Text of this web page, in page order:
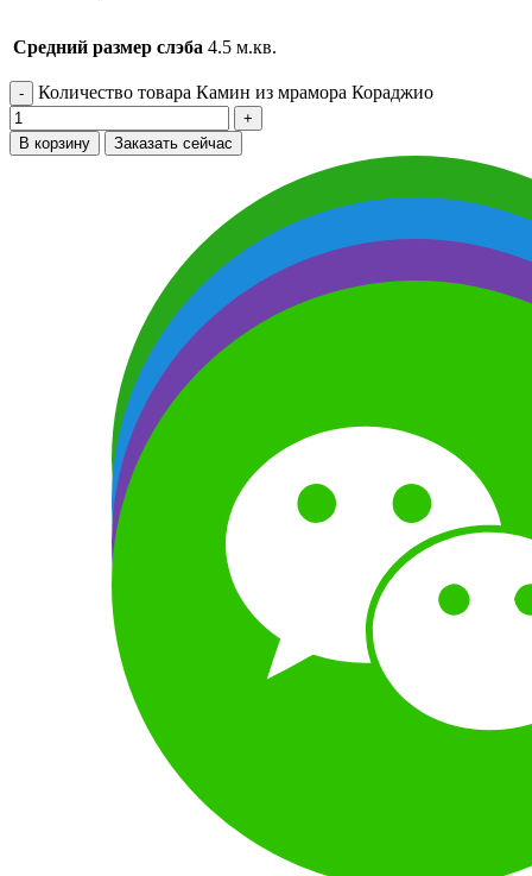
Средний размер слэба 4.5 м.кв.
Количество товара Камин из мрамора Кораджио
В корзину Заказать сейчас